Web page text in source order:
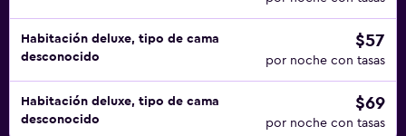
Habitación deluxe, tipo de cama
desconocido
$57
por noche con tasas
Habitación deluxe, tipo de cama
desconocido
$69
por noche con tasas